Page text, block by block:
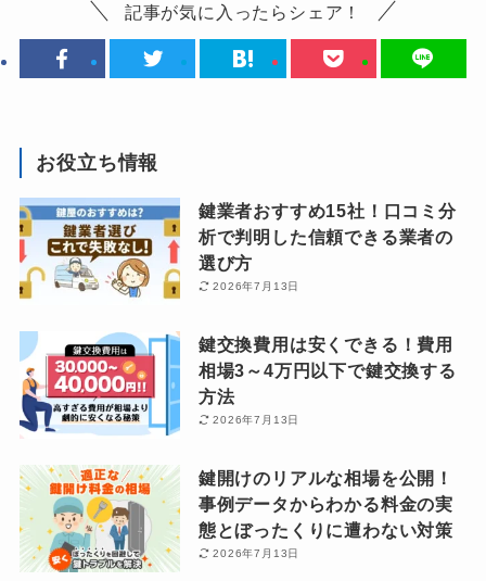
記事が気に入ったらシェア！
お役立ち情報
鍵業者おすすめ15社！口コミ分
析で判明した信頼できる業者の
選び方
2026年7月13日
鍵交換費用は安くできる！費用
相場3～4万円以下で鍵交換する
方法
2026年7月13日
鍵開けのリアルな相場を公開！
事例データからわかる料金の実
態とぼったくりに遭わない対策
2026年7月13日